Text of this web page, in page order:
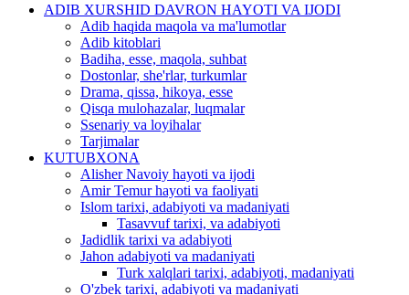
ADIB XURSHID DAVRON HAYOTI VA IJODI
Adib haqida maqola va ma'lumotlar
Adib kitoblari
Badiha, esse, maqola, suhbat
Dostonlar, she'rlar, turkumlar
Drama, qissa, hikoya, esse
Qisqa mulohazalar, luqmalar
Ssenariy va loyihalar
Tarjimalar
KUTUBXONA
Alisher Navoiy hayoti va ijodi
Amir Temur hayoti va faoliyati
Islom tarixi, adabiyoti va madaniyati
Tasavvuf tarixi, va adabiyoti
Jadidlik tarixi va adabiyoti
Jahon adabiyoti va madaniyati
Turk xalqlari tarixi, adabiyoti, madaniyati
O'zbek tarixi, adabiyoti va madaniyati